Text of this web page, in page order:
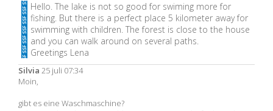
Hello. The lake is not so good for swiming more for
fishing. But there is a perfect place 5 kilometer away for
swimming with children. The forest is close to the house
and you can walk around on several paths.
Greetings Lena
Silvia 25 juli 07:34
Moin,
gibt es eine Waschmaschine?